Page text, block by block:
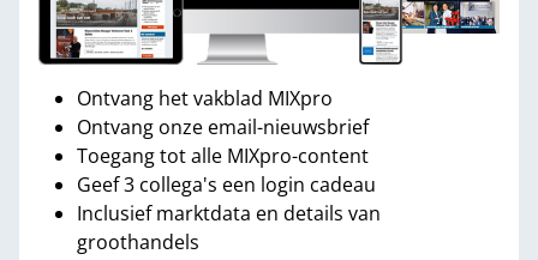
Ontvang het vakblad MIXpro
Ontvang onze email-nieuwsbrief
Toegang tot alle MIXpro-content
Geef 3 collega's een login cadeau
Inclusief marktdata en details van
groothandels